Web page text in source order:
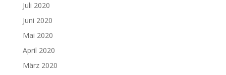
Juli 2020
Juni 2020
Mai 2020
April 2020
März 2020